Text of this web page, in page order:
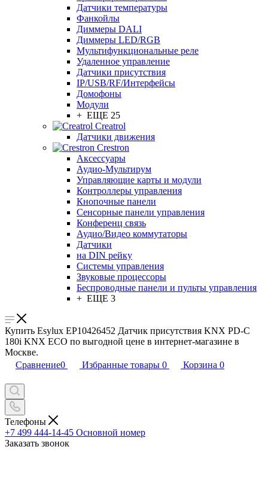
Датчики температуры
Фанкойлы
Диммеры DALI
Диммеры LED/RGB
Мультифункциональные реле
Удаленное управление
Датчики присутствия
IP/USB/RF/Интерфейсы
Домофоны
Модули
+ ЕЩЕ 25
Creatrol
Датчики движения
Crestron
Аксессуары
Аудио-Мультирум
Управляющие карты и модули
Контроллеры управления
Кнопочные панели
Сенсорные панели управления
Конференц связь
Аудио/Видео коммутаторы
Датчики
на DIN рейку
Системы управления
Звуковые процессоры
Беспроводные панели и пульты управления
+ ЕЩЕ 3
Купить Esylux EP10426452 Датчик присутствия KNX PD-C
180i KNX ECO по выгодной цене в интернет-магазине в
Москве.
Сравнение0 Избранные товары 0 Корзина 0
Телефоны
+7 499 444-14-45 Основной номер
Заказать звонок